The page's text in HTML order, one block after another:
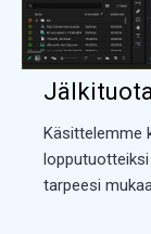
Käsittelemme
tarpeesi